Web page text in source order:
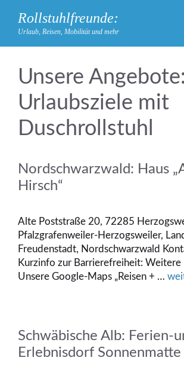
Inhalt
springen
Rollstuhlfreunde:
Urlaub, Reisen, Mobilität und mehr
Urlaubsziele mit
Duschrollstuhl
Nordschwarzwald: Haus
Hirsch“
Alte Poststraße 20, 72285
Pfalzgrafenweiler-Herzogsweiler,
Freudenstadt, Nordschwarzwald
Kurzinfo zur Barrierefreiheit: Weitere
Unsere Google-Maps „Reisen + …
Schwäbische Alb: Ferien-
Erlebnisdorf Sonnenmatte